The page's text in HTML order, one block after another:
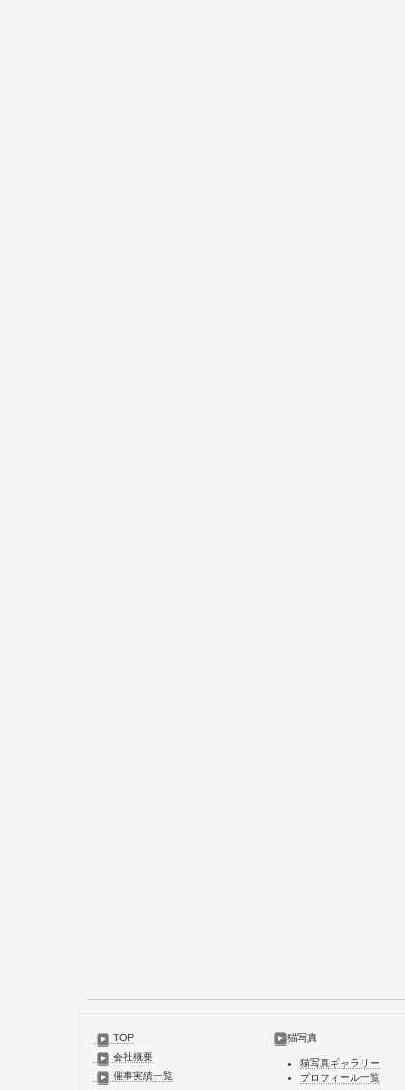
TOP
会社概要
催事実績一覧
猫写真
猫写真ギャラリー
プロフィール一覧